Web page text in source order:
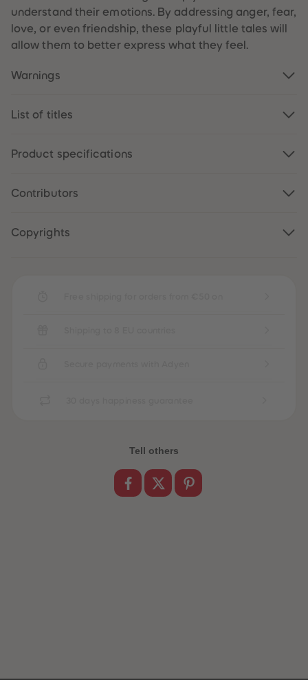
understand their emotions. By addressing anger, fear,
love, or even friendship, these playful little tales will
allow them to better express what they feel.
Warnings
List of titles
Product specifications
Contributors
Copyrights
Tell others